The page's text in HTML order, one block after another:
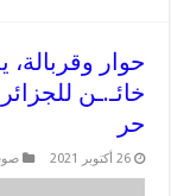
حوار
خائـ.ـن
حر
26 أكتوبر 2021